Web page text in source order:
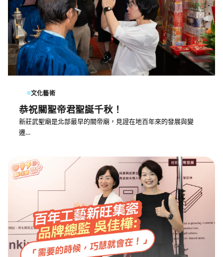
文化藝術
恭祝關聖帝君聖誕千秋！
新莊武聖廟是北部最早的關帝廟，見證在地百年來的發展與變
遷…